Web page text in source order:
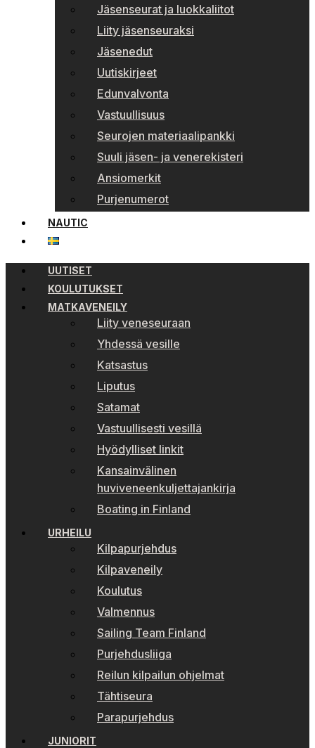
Jäsenseurat ja luokkaliitot
Liity jäsenseuraksi
Jäsenedut
Uutiskirjeet
Edunvalvonta
Vastuullisuus
Seurojen materiaalipankki
Suuli jäsen- ja venerekisteri
Ansiomerkit
Purjenumerot
NAUTIC
UUTISET
KOULUTUKSET
MATKAVENEILY
Liity veneseuraan
Yhdessä vesille
Katsastus
Liputus
Satamat
Vastuullisesti vesillä
Hyödylliset linkit
Kansainvälinen
huviveneenkuljettajankirja
Boating in Finland
URHEILU
Kilpapurjehdus
Kilpaveneily
Koulutus
Valmennus
Sailing Team Finland
Purjehdusliiga
Reilun kilpailun ohjelmat
Tähtiseura
Parapurjehdus
JUNIORIT